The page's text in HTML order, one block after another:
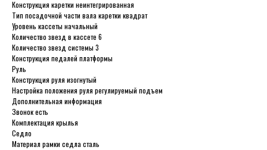
Конструкция каретки неинтегрированная
Тип посадочной части вала каретки квадрат
Уровень кассеты начальный
Количество звезд в кассете 6
Количество звезд системы 3
Конструкция педалей платформы
Руль
Конструкция руля изогнутый
Настройка положения руля регулируемый подъем
Дополнительная информация
Звонок есть
Комплектация крылья
Седло
Материал рамки седла сталь